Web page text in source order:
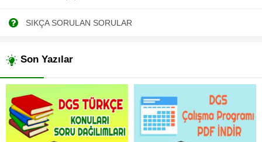
SIKÇA SORULAN SORULAR
Son Yazılar